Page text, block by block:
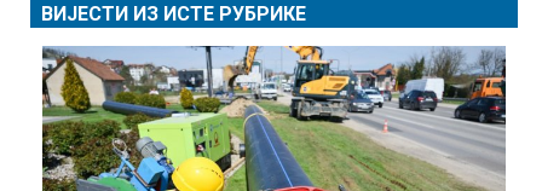
ВИЈЕСТИ ИЗ ИСТЕ РУБРИКЕ